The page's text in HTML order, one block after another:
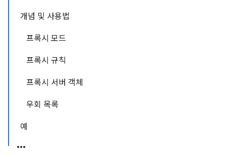
개념 및 사용법
프록시 모드
프록시 규칙
프록시 서버 객체
우회 목록
예